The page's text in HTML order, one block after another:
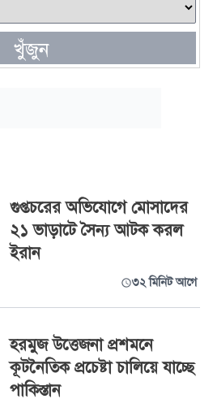
খুঁজুন
গুপ্তচরের অভিযোগে মোসাদের
২১ ভাড়াটে সৈন্য আটক করল
ইরান
৩২ মিনিট আগে
হরমুজ উত্তেজনা প্রশমনে
কূটনৈতিক প্রচেষ্টা চালিয়ে যাচ্ছে
পাকিস্তান